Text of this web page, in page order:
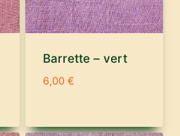
Barrette – vert
6,00 €